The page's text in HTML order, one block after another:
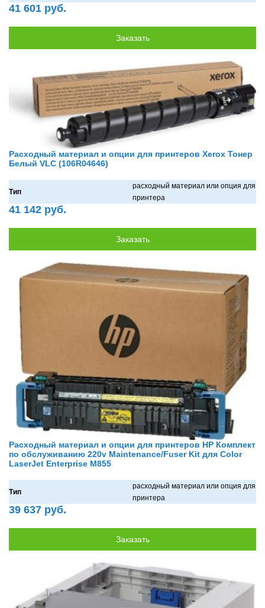
41 601 руб.
Расходный материал и опции для принтеров Xerox Тонер
Белый VLC (106R04646)
Тип
рaсходный мaтериaл или опция для
принтерa
41 142 руб.
Расходный материал и опции для принтеров HP Комплект
по обслуживанию 220v Maintenance/Fuser Kit для Color
LaserJet Enterprise M855
Тип
рaсходный мaтериaл или опция для
принтерa
39 637 руб.